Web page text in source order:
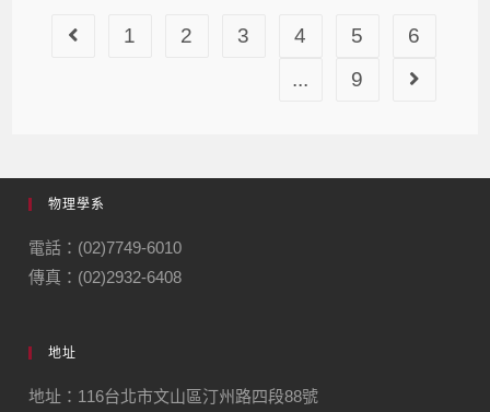
1 2 3 4 5
6
...
9
物理學系
電話：(02)7749-6010
傳真：(02)2932-6408
地址
地址：116台北市文山區汀州路四段88號